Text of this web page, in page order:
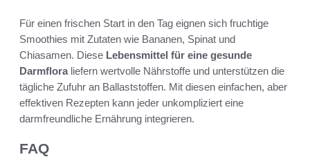
Für einen frischen Start in den Tag eignen sich fruchtige
Smoothies mit Zutaten wie Bananen, Spinat und
Chiasamen. Diese Lebensmittel für eine gesunde
Darmfloraliefern wertvolle Nährstoffe und unterstützen die
tägliche Zufuhr an Ballaststoffen. Mit diesen einfachen, aber
effektiven Rezepten kann jeder unkompliziert eine
darmfreundliche Ernährung integrieren.
FAQ